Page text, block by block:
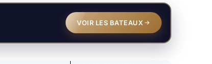
VOIR LES BATEAUX